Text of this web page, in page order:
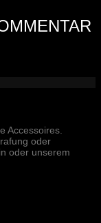
Accessoires.
oder
oder unserem